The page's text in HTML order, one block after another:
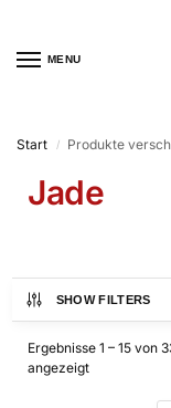
MENU
Start / Produkte
Jade
SHOW FILTERS
Ergebnisse 1 – 15 von
angezeigt